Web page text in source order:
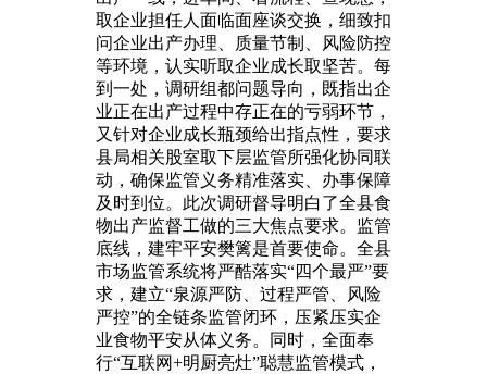
取企业担任人面临面座谈交换，细致扣
问企业出产办理、质量节制、风险防控
等环境，认实听取企业成长取坚苦。每
到一处，调研组都问题导向，既指出企
业正在出产过程中存正在的亏弱环节，
又针对企业成长瓶颈给出指点性，要求
县局相关股室取下层监管所强化协同联
动，确保监管义务精准落实、办事保障
及时到位。此次调研督导明白了全县食
物出产监督工做的三大焦点要求。监管
底线，建牢平安樊篱是首要使命。全县
市场监管系统将严酷落实“四个最严”要
求，建立“泉源严防、过程严管、风险
严控”的全链条监管闭环，压紧压实企
业食物平安从体义务。同时，全面奉
行“互联网+明厨亮灶”聪慧监管模式，